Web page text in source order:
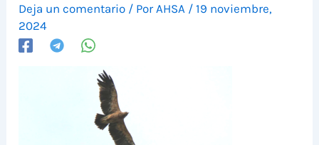
Deja un comentario / Por AHSA /19 noviembre,
2024